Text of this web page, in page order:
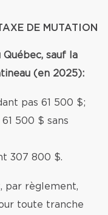
DE MUTATION
sauf la
(en 2025):
pas 61 500 $;
500 $ sans
307 800 $.
par règlement,
toute tranche